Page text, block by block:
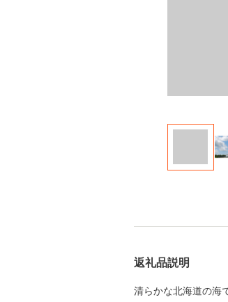
返礼品説明
清らかな北海道の海